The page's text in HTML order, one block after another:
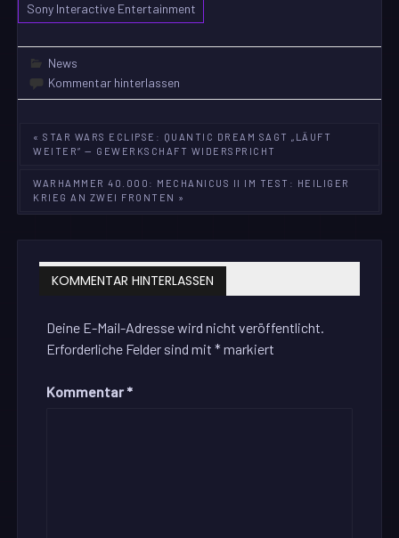
Sony Interactive Entertainment
News
Kommentar hinterlassen
Beitragsnavigation
« STAR WARS ECLIPSE: QUANTIC DREAM SAGT „LÄUFT
WEITER“ — GEWERKSCHAFT WIDERSPRICHT
WARHAMMER 40.000: MECHANICUS II IM TEST: HEILIGER
KRIEG AN ZWEI FRONTEN »
KOMMENTAR HINTERLASSEN
Deine E-Mail-Adresse wird nicht veröffentlicht.
Erforderliche Felder sind mit*markiert
Kommentar *